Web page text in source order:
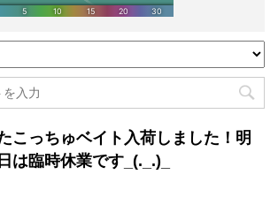
こっちゅベイト入荷しました！明
日は臨時休業です_(._.)_